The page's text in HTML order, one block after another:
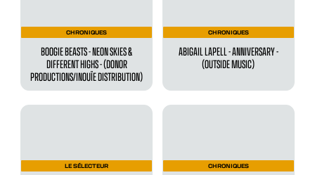
CHRONIQUES
BOOGIE BEASTS - NEON SKIES &
DIFFERENT HIGHS - (DONOR
PRODUCTIONS/INOUÏE DISTRIBUTION)
CHRONIQUES
ABIGAIL LAPELL - ANNIVERSARY -
(OUTSIDE MUSIC)
LE SÉLECTEUR CHRONIQUES